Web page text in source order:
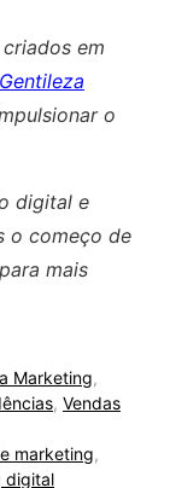
em
Gentileza
o
digital e
o começo de
mais
Marketing,
, Vendas
marketing,
digital